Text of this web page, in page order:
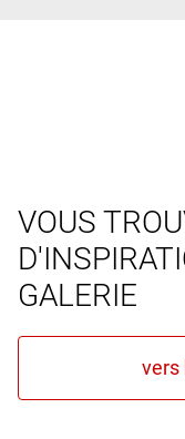
VOUS
GALERIE